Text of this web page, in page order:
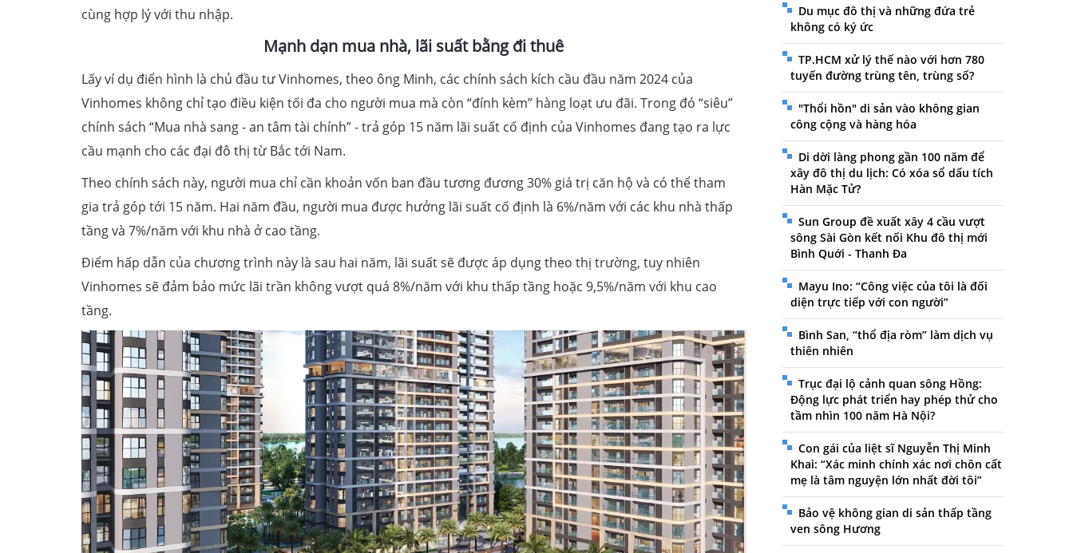
cùng hợp lý với thu nhập.
Mạnh dạn mua nhà, lãi suất bằng đi thuê
Lấy ví dụ điển hình là chủ đầu tư Vinhomes, theo ông Minh, các chính sách kích cầu đầu năm 2024 của
Vinhomes không chỉ tạo điều kiện tối đa cho người mua mà còn “đính kèm” hàng loạt ưu đãi. Trong đó “siêu”
chính sách “Mua nhà sang - an tâm tài chính” - trả góp 15 năm lãi suất cố định của Vinhomes đang tạo ra lực
cầu mạnh cho các đại đô thị từ Bắc tới Nam.
Theo chính sách này, người mua chỉ cần khoản vốn ban đầu tương đương 30% giá trị căn hộ và có thể tham
gia trả góp tới 15 năm. Hai năm đầu, người mua được hưởng lãi suất cố định là 6%/năm với các khu nhà thấp
tầng và 7%/năm với khu nhà ở cao tầng.
Điểm hấp dẫn của chương trình này là sau hai năm, lãi suất sẽ được áp dụng theo thị trường, tuy nhiên
Vinhomes sẽ đảm bảo mức lãi trần không vượt quá 8%/năm với khu thấp tầng hoặc 9,5%/năm với khu cao
tầng.
Du mục đô thị và những đứa trẻ
không có ký ức
TP.HCM xử lý thế nào với hơn 780
tuyến đường trùng tên, trùng số?
"Thổi hồn" di sản vào không gian
công cộng và hàng hóa
Di dời làng phong gần 100 năm để
xây đô thị du lịch: Có xóa sổ dấu tích
Hàn Mặc Tử?
Sun Group đề xuất xây 4 cầu vượt
sông Sài Gòn kết nối Khu đô thị mới
Bình Quới - Thanh Đa
Mayu Ino: “Công việc của tôi là đối
diện trực tiếp với con người”
Bình San, “thổ địa ròm” làm dịch vụ
thiên nhiên
Trục đại lộ cảnh quan sông Hồng:
Động lực phát triển hay phép thử cho
tầm nhìn 100 năm Hà Nội?
Con gái của liệt sĩ Nguyễn Thị Minh
Khai: “Xác minh chính xác nơi chôn cất
mẹ là tâm nguyện lớn nhất đời tôi”
Bảo vệ không gian di sản thấp tầng
ven sông Hương